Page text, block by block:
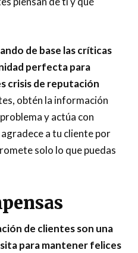
de base las críticas
perfecta para
crisis de reputación
obtén la información
y actúa con
a tu cliente por
solo lo que puedas
de clientes son una
para mantener felices